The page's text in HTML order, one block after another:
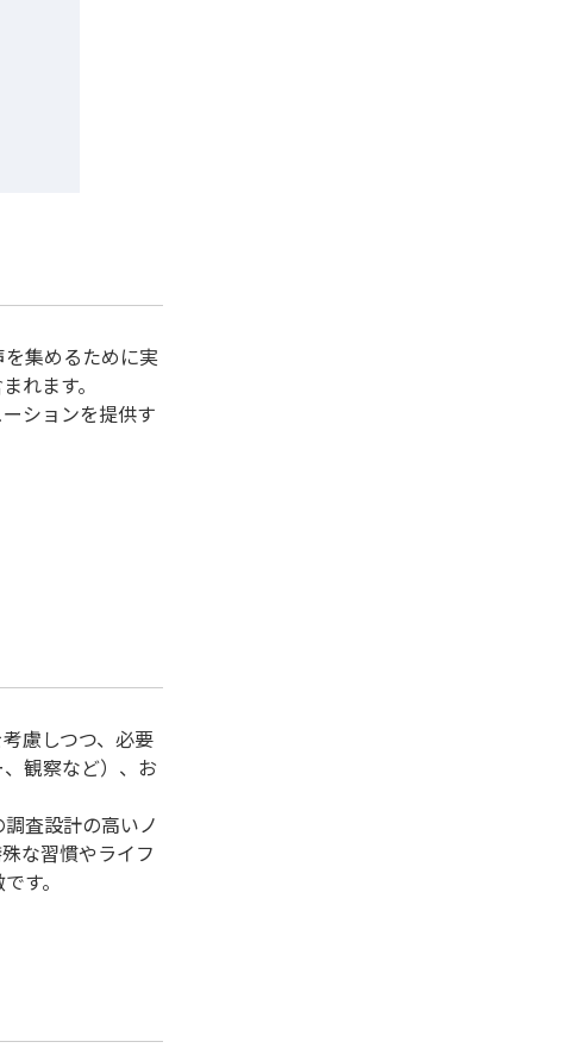
集めるために実
れます。
ションを提供す
慮しつつ、必要
観察など）、お
査設計の高いノ
な習慣やライフ
す。